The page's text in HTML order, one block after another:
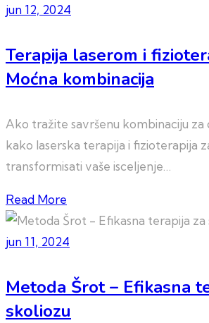
jun 12, 2024
Terapija laserom i
Moćna kombinacija
Ako tražite savršenu kombinaciju
kako laserska terapija i fizioterapija
transformisati vaše isceljenje…
Read More
jun 11, 2024
Metoda Šrot – Efikasna
skoliozu